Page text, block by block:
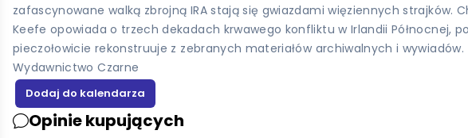
zafascynowane walką zbrojną IRA stają się gwiazdami więziennych
Keefe opowiada o trzech dekadach krwawego konfliktu w Irlandii Północnej,
pieczołowicie rekonstruuje z zebranych materiałów archiwalnych i wywiadów.
Wydawnictwo Czarne
Opinie kupujących